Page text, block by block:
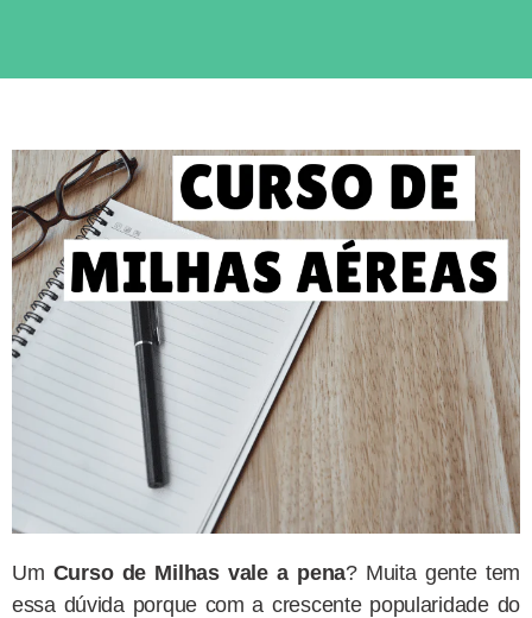
Um Curso de Milhas vale a pena? Muita gente tem
essa dúvida porque com a crescente popularidade do